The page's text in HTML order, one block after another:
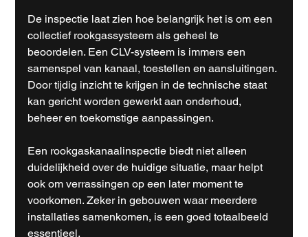
De inspectie laat zien hoe belangrijk het is om een
collectief rookgassysteem als geheel te
beoordelen. Een CLV-systeem is immers een
samenspel van kanaal, toestellen en aansluitingen.
Door tijdig inzicht te krijgen in de technische staat
kan gericht worden gewerkt aan onderhoud,
beheer en toekomstige aanpassingen.
Een rookgaskanaalinspectie biedt niet alleen
duidelijkheid over de huidige situatie, maar helpt
ook om verrassingen op een later moment te
voorkomen. Zeker in gebouwen waar meerdere
installaties samenkomen, is een goed totaalbeeld
essentieel.